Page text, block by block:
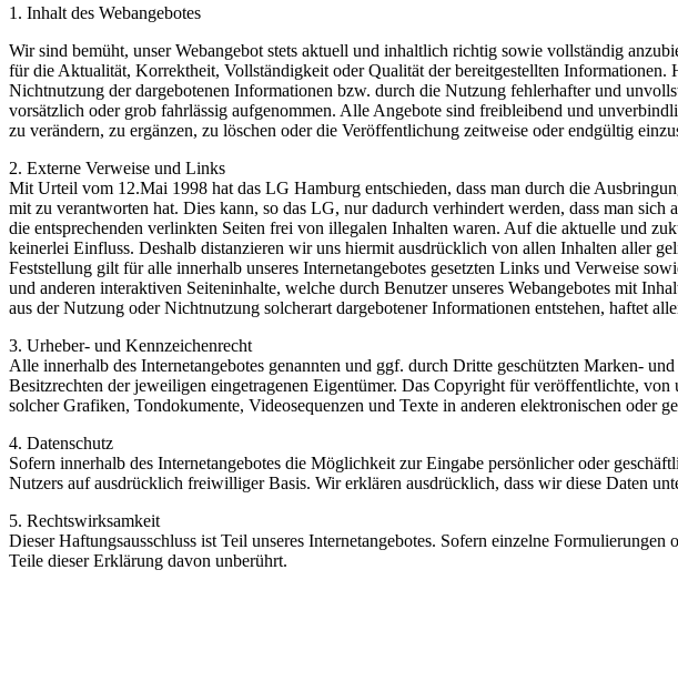
1. Inhalt des Webangebotes
Wir sind bemüht, unser Webangebot stets aktuell und inhaltlich richtig sowie vollständig
für die Aktualität, Korrektheit, Vollständigkeit oder Qualität der bereitgestellten
Nichtnutzung der dargebotenen Informationen bzw. durch die Nutzung fehlerhafter und
vorsätzlich oder grob fahrlässig aufgenommen. Alle Angebote sind freibleibend und
zu verändern, zu ergänzen, zu löschen oder die Veröffentlichung zeitweise oder endgültig
2. Externe Verweise und Links
Mit Urteil vom 12.Mai 1998 hat das LG Hamburg entschieden, dass man durch die
mit zu verantworten hat. Dies kann, so das LG, nur dadurch verhindert werden, dass man
die entsprechenden verlinkten Seiten frei von illegalen Inhalten waren. Auf die aktuelle und
keinerlei Einfluss. Deshalb distanzieren wir uns hiermit ausdrücklich von allen Inhalten aller
Feststellung gilt für alle innerhalb unseres Internetangebotes gesetzten Links und Verweise
und anderen interaktiven Seiteninhalte, welche durch Benutzer unseres Webangebotes mit
aus der Nutzung oder Nichtnutzung solcherart dargebotener Informationen entstehen, haftet
3. Urheber- und Kennzeichenrecht
Alle innerhalb des Internetangebotes genannten und ggf. durch Dritte geschützten Marken-
Besitzrechten der jeweiligen eingetragenen Eigentümer. Das Copyright für veröffentlichte,
solcher Grafiken, Tondokumente, Videosequenzen und Texte in anderen elektronischen oder
4. Datenschutz
Sofern innerhalb des Internetangebotes die Möglichkeit zur Eingabe persönlicher oder
Nutzers auf ausdrücklich freiwilliger Basis. Wir erklären ausdrücklich, dass wir diese Daten
5. Rechtswirksamkeit
Dieser Haftungsausschluss ist Teil unseres Internetangebotes. Sofern einzelne
Teile dieser Erklärung davon unberührt.